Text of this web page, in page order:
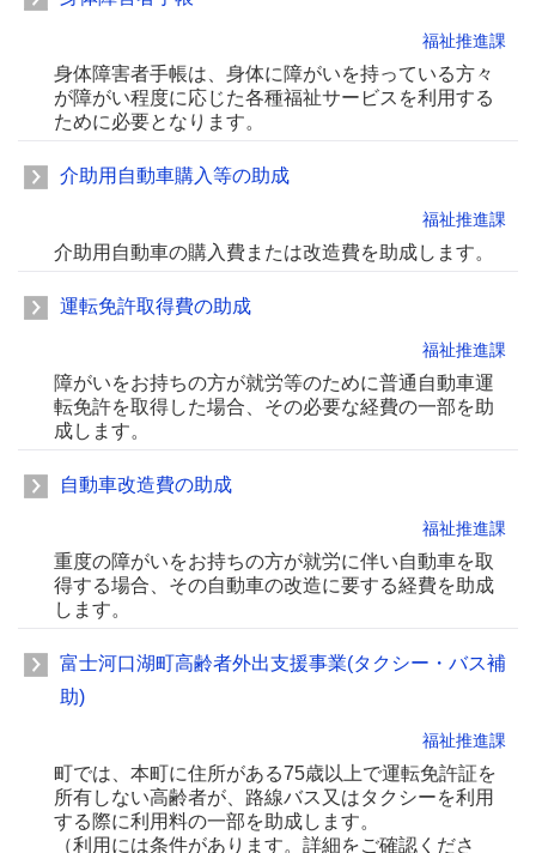
福祉推進課
身体障害者手帳は、身体に障がいを持っている方々
が障がい程度に応じた各種福祉サービスを利用する
ために必要となります。
介助用自動車購入等の助成
福祉推進課
介助用自動車の購入費または改造費を助成します。
運転免許取得費の助成
福祉推進課
障がいをお持ちの方が就労等のために普通自動車運
転免許を取得した場合、その必要な経費の一部を助
成します。
自動車改造費の助成
福祉推進課
重度の障がいをお持ちの方が就労に伴い自動車を取
得する場合、その自動車の改造に要する経費を助成
します。
富士河口湖町高齢者外出支援事業(タクシー・バス補
助)
福祉推進課
町では、本町に住所がある75歳以上で運転免許証を
所有しない高齢者が、路線バス又はタクシーを利用
する際に利用料の一部を助成します。
（利用には条件があります。詳細をご確認くださ